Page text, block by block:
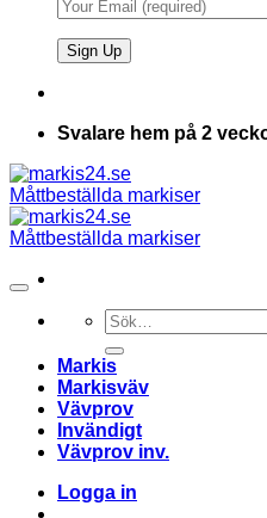
Svalare hem på 2
Sök
efter:
Markis
Markisväv
Vävprov
Invändigt
Vävprov inv.
Logga in